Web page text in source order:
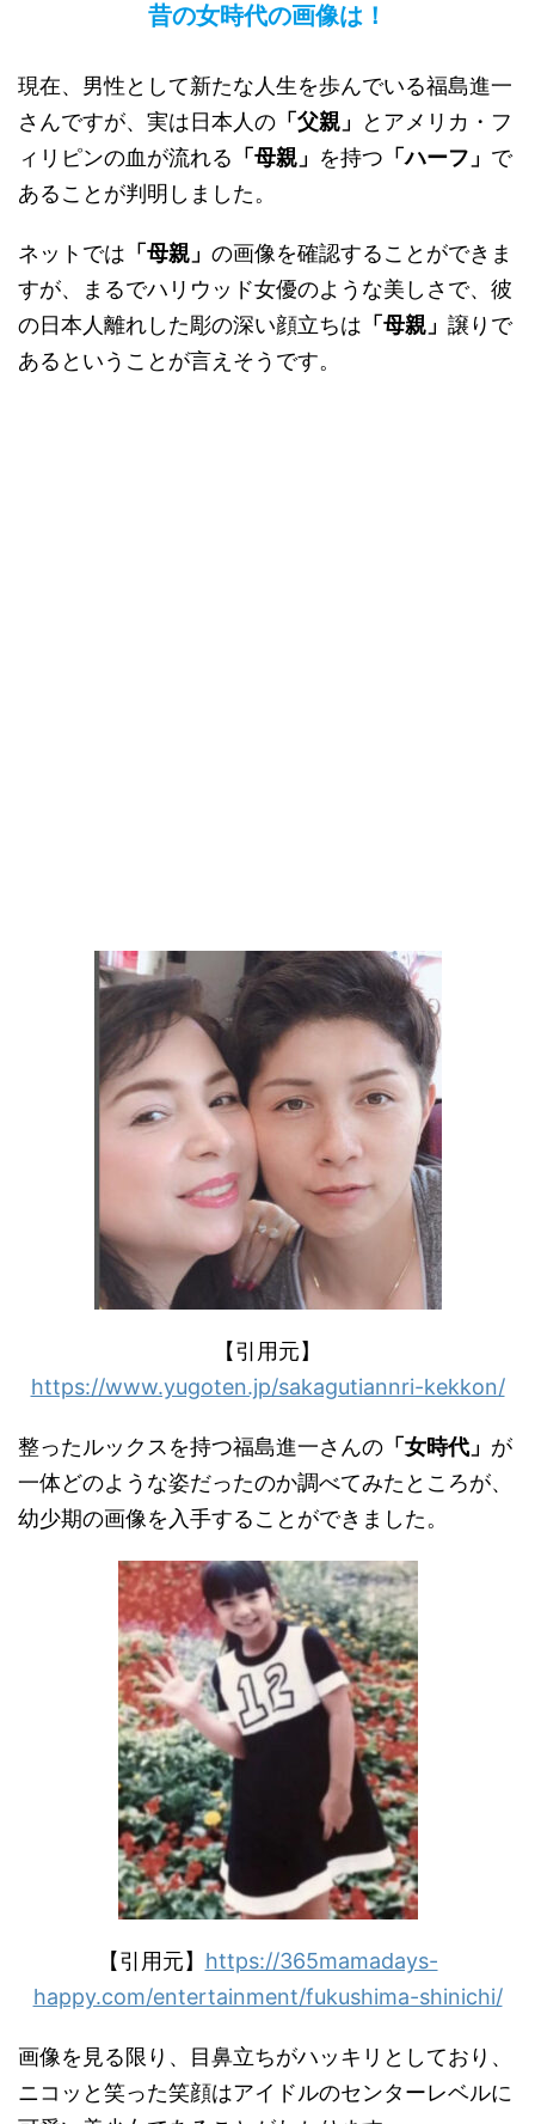
昔の女時代の画像は！
現在、男性として新たな人生を歩んでいる福島進一
さんですが、実は日本人の 「父親」
とアメリカ・フ
ィリピンの血が流れる 「母親」 を持つ 「ハーフ」 で
あることが判明しました。
ネットでは 「母親」 の画像を確認することができま
すが、まるでハリウッド女優のような美しさで、彼
の日本人離れした彫の深い顔立ちは 「母親」 譲りで
あるということが言えそうです。
【引用元】
https://www.yugoten.jp/sakagutiannri-kekkon/
整ったルックスを持つ福島進一さんの 「女時代」 が
一体どのような姿だったのか調べてみたところが、
幼少期の画像を入手することができました。
【引用元】 https://365mamadays-
happy.com/entertainment/fukushima-shinichi/
画像を見る限り、目鼻立ちがハッキリとしており、
ニコッと笑った笑顔はアイドルのセンターレベルに